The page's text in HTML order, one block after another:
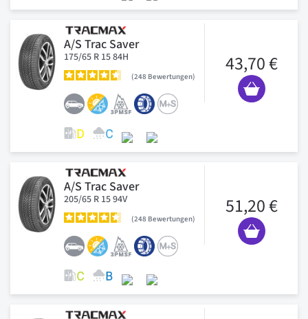
A/S Trac Saver
175/65 R 15 84H
248 Bewertungen
43,70 €
A/S Trac Saver
205/65 R 15 94V
248 Bewertungen
51,20 €